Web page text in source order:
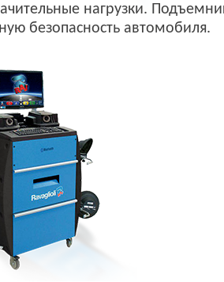
нагрузки.
безопасность автомобиля.